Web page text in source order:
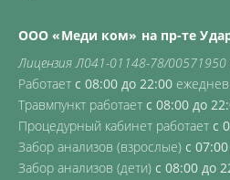
ООО «Меди ком» на пр-те
Лицензия Л041-01148-78/
Работает с 08:00 до 22:00
Травмпункт работает с 08:00 до
Процедурный кабинет работает с
Забор анализов (взрослые) с
Забор анализов (дети) с 08:00 до